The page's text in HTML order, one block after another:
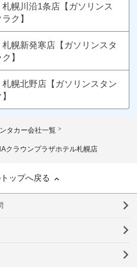
幌川沿1条店【ガソリンス
ク】
幌新発寒店【ガソリンスタ
】
幌北野店【ガソリンスタン
タカー会社一覧
クラウンプラザホテル札幌店
ップへ戻る